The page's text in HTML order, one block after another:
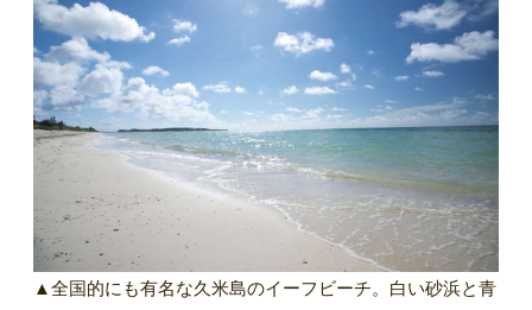
▲全国的にも有名な久米島のイーフビーチ。白い砂浜と青